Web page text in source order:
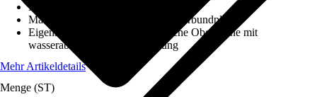
Maße (LxBxS)
Material
Aluminium, Aluminiumverbundplatte
Eigenschaft
Kratzfest, Hygienische Oberfläche mit
wasserabweisender Beschichtung
Mehr Artikeldetails
Menge (ST)